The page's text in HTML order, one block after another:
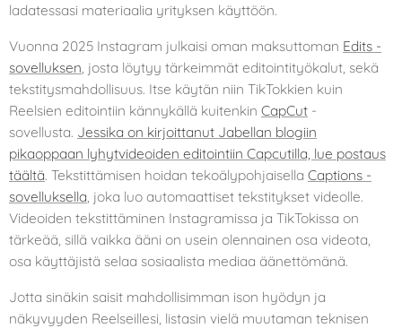
ladatessasi materiaalia yrityksen käyttöön.
Vuonna 2025 Instagram julkaisi oman maksuttoman Edits -
sovelluksen , josta löytyy tärkeimmät editointityökalut, sekä
tekstitysmahdollisuus. Itse käytän niin TikTokkien kuin
Reelsien editointiin kännykällä kuitenkin CapCut -
sovellusta. Jessika on kirjoittanut Jabellan blogiin
pikaoppaan lyhytvideoiden editointiin Capcutilla, lue postaus
täältä. Tekstittämisen hoidan tekoälypohjaisella Captions -
sovelluksella , joka luo automaattiset tekstitykset videolle.
Videoiden tekstittäminen Instagramissa ja TikTokissa on
tärkeää, sillä vaikka ääni on usein olennainen osa videota,
osa käyttäjistä selaa sosiaalista mediaa äänettömänä.
Jotta sinäkin saisit mahdollisimman ison hyödyn ja
näkyvyyden Reelseillesi, listasin vielä muutaman teknisen